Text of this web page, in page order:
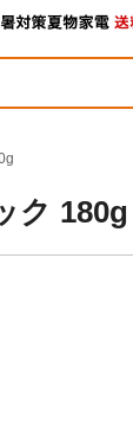
ク 180g